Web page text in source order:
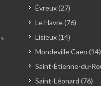
Évreux (27)
Le Havre (76)
Lisieux (14)
Mondeville Caen (14)
Saint-Étienne-du-
Saint-Léonard (76)